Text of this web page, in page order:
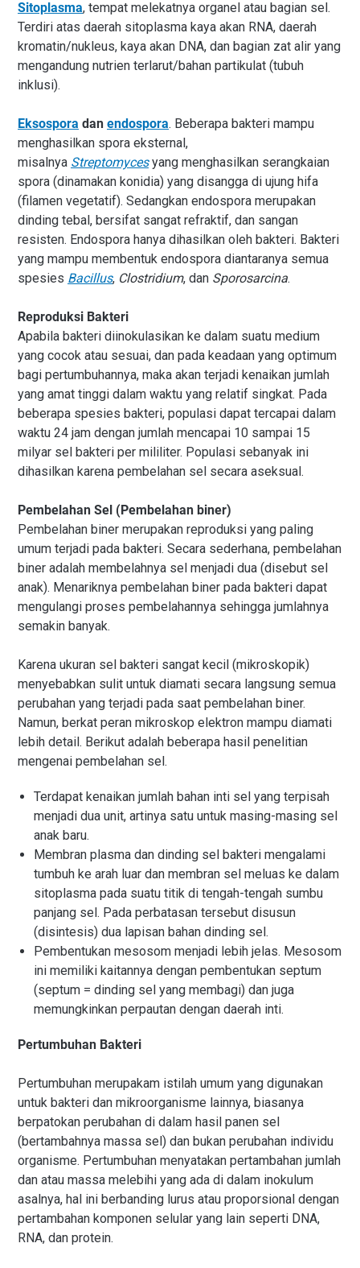
Sitoplasma, tempat melekatnya organel atau bagian sel.
Terdiri atas daerah sitoplasma kaya akan RNA, daerah
kromatin/nukleus, kaya akan DNA, dan bagian zat alir yang
mengandung nutrien terlarut/bahan partikulat (tubuh
inklusi).
Eksospora dan endospora. Beberapa bakteri mampu
menghasilkan spora eksternal,
misalnya Streptomyces yang menghasilkan serangkaian
spora (dinamakan konidia) yang disangga di ujung hifa
(filamen vegetatif). Sedangkan endospora merupakan
dinding tebal, bersifat sangat refraktif, dan sangan
resisten. Endospora hanya dihasilkan oleh bakteri. Bakteri
yang mampu membentuk endospora diantaranya semua
spesies Bacillus, Clostridium, dan Sporosarcina.
Reproduksi Bakteri
Apabila bakteri diinokulasikan ke dalam suatu medium
yang cocok atau sesuai, dan pada keadaan yang optimum
bagi pertumbuhannya, maka akan terjadi kenaikan jumlah
yang amat tinggi dalam waktu yang relatif singkat. Pada
beberapa spesies bakteri, populasi dapat tercapai dalam
waktu 24 jam dengan jumlah mencapai 10 sampai 15
milyar sel bakteri per mililiter. Populasi sebanyak ini
dihasilkan karena pembelahan sel secara aseksual.
Pembelahan Sel (Pembelahan biner)
Pembelahan biner merupakan reproduksi yang paling
umum terjadi pada bakteri. Secara sederhana, pembelahan
biner adalah membelahnya sel menjadi dua (disebut sel
anak). Menariknya pembelahan biner pada bakteri dapat
mengulangi proses pembelahannya sehingga jumlahnya
semakin banyak.
Karena ukuran sel bakteri sangat kecil (mikroskopik)
menyebabkan sulit untuk diamati secara langsung semua
perubahan yang terjadi pada saat pembelahan biner.
Namun, berkat peran mikroskop elektron mampu diamati
lebih detail. Berikut adalah beberapa hasil penelitian
mengenai pembelahan sel.
Terdapat kenaikan jumlah bahan inti sel yang terpisah
menjadi dua unit, artinya satu untuk masing-masing sel
anak baru.
Membran plasma dan dinding sel bakteri mengalami
tumbuh ke arah luar dan membran sel meluas ke dalam
sitoplasma pada suatu titik di tengah-tengah sumbu
panjang sel. Pada perbatasan tersebut disusun
(disintesis) dua lapisan bahan dinding sel.
Pembentukan mesosom menjadi lebih jelas. Mesosom
ini memiliki kaitannya dengan pembentukan septum
(septum = dinding sel yang membagi) dan juga
memungkinkan perpautan dengan daerah inti.
Pertumbuhan Bakteri
Pertumbuhan merupakam istilah umum yang digunakan
untuk bakteri dan mikroorganisme lainnya, biasanya
berpatokan perubahan di dalam hasil panen sel
(bertambahnya massa sel) dan bukan perubahan individu
organisme. Pertumbuhan menyatakan pertambahan jumlah
dan atau massa melebihi yang ada di dalam inokulum
asalnya, hal ini berbanding lurus atau proporsional dengan
pertambahan komponen selular yang lain seperti DNA,
RNA, dan protein.